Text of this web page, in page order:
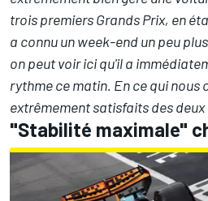
trois premiers Grands Prix, en
a connu un week-end un peu
on peut voir ici qu'il a
rythme ce matin. En ce qui nous
extrêmement satisfaits des
"Stabilité maximale"